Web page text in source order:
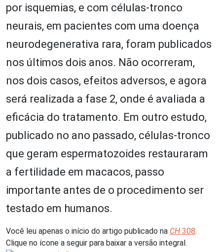
por isquemias, e com células-tronco
neurais, em pacientes com uma doença
neurodegenerativa rara, foram publicados
nos últimos dois anos. Não ocorreram,
nos dois casos, efeitos adversos, e agora
será realizada a fase 2, onde é avaliada a
eficácia do tratamento. Em outro estudo,
publicado no ano passado, células-tronco
que geram espermatozoides restauraram
a fertilidade em macacos, passo
importante antes de o procedimento ser
testado em humanos.
Você leu apenas o início do artigo publicado na CH 308.
Clique no ícone a seguir para baixar a versão integral.